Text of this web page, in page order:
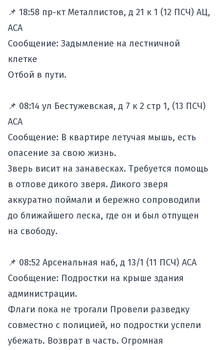
📌 18:58 пр-кт Металлистов, д 21 к 1 (12 ПСЧ) АЦ,
АСА
Сообщение: Задымление на лестничной
клетке
Отбой в пути.
📌 08:14 ул Бестужевская, д 7 к 2 стр 1, (13 ПСЧ)
АСА
Сообщение: В квартире летучая мышь, есть
опасение за свою жизнь.
Зверь висит на занавесках. Требуется помощь
в отлове дикого зверя. Дикого зверя
аккуратно поймали и бережно сопроводили
до ближайшего леска, где он и был отпущен
на свободу.
📌 08:52 Арсенальная наб, д 13/1 (11 ПСЧ) АСА
Сообщение: Подростки на крыше здания
администрации.
Флаги пока не трогали Провели разведку
совместно с полицией, но подростки успели
убежать. Возврат в часть. Огромная